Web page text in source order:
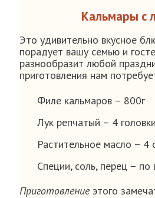
Кальмары с
Это удивительно вкусное
порадует вашу семью и
разнообразит любой
приготовления нам
Филе кальмаров – 800г
Лук репчатый – 4
Растительное масло – 4
Специи, соль, перец – по
Приготовление этого